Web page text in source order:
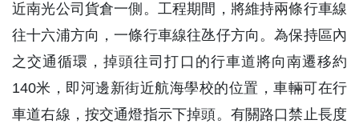
近南光公司貨倉一側。工程期間，將維持兩條行車線
往十六浦方向，一條行車線往氹仔方向。為保持區內
之交通循環，掉頭往司打口的行車道將向南遷移約
140米，即河邊新街近航海學校的位置，車輛可在行
車道右線，按交通燈指示下掉頭。有關路口禁止長度